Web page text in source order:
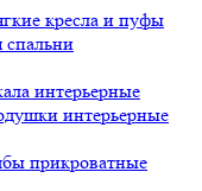
кресла и пуфы
спальни
интерьерные
интерьерные
прикроватные